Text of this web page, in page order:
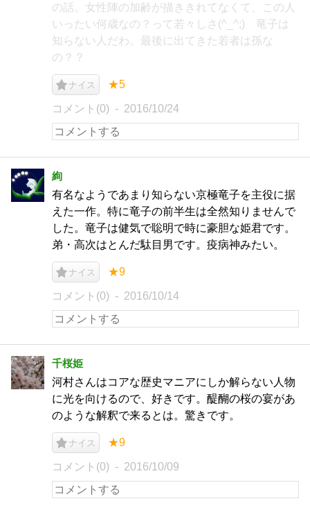
の話。女性陣の加齢が描ききれてなくて、この人
いったい何歳なの？って若々しさ(^_^;) 竜子は
知らない人だわ。最後に出てきた若者は孫な
の？？
ナイス ★5
コメント(0) 2016/10/24
絢
有名なようであまり知らない京極竜子を主役に据
えた一作。特に竜子の前半生は全然知りませんで
した。竜子は健気で聡明で時に豪胆な姫君です。
弟・高次はとんだ駄目男です。疫病神みたい。
ナイス ★9
コメント(0) 2016/10/14
千桜姫
河村さんはコアな歴史マニアにしか解らない人物
に光を向けるので、好きです。醍醐の桜の宴があ
のような解釈で来るとは。驚きです。
ナイス ★9
コメント(0) 2016/10/09